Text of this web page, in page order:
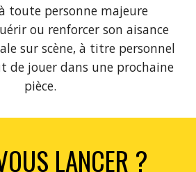
toute personne majeure
ou renforcer son aisance
sur scène, à titre personnel
de jouer dans une prochaine
pièce.
LANCER ?